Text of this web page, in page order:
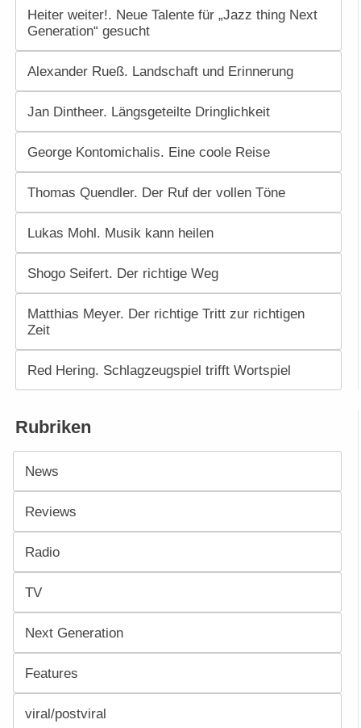
Heiter weiter!. Neue Talente für „Jazz thing Next
Generation“ gesucht
Alexander Rueß. Landschaft und Erinnerung
Jan Dintheer. Längsgeteilte Dringlichkeit
George Kontomichalis. Eine coole Reise
Thomas Quendler. Der Ruf der vollen Töne
Lukas Mohl. Musik kann heilen
Shogo Seifert. Der richtige Weg
Matthias Meyer. Der richtige Tritt zur richtigen
Zeit
Red Hering. Schlagzeugspiel trifft Wortspiel
Rubriken
News
Reviews
Radio
TV
Next Generation
Features
viral/postviral